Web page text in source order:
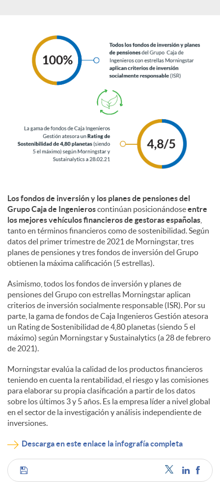
s
Los fondos de inversión y los planes de pensiones del
Grupo Caja de Ingenieroscontinúan posicionándoseentre
los mejores vehículos financieros de gestoras españolas
tanto en términos financieros como de sostenibilidad. Según
datos del primer trimestre de 2021 de Morningstar, tres
planes de pensiones y tres fondos de inversión del Grupo
obtienen la máxima calificación (5 estrellas).
Asimismo, todos los fondos de inversión y planes de
pensiones del Grupo con estrellas Morningstar aplican
criterios de inversión socialmente responsable (ISR). Por su
parte, la gama de fondos de Caja Ingenieros Gestión atesora
un Rating de Sostenibilidad de 4,80 planetas (siendo 5 el
máximo) según Morningstar y Sustainalytics (a 28 de febrero
de 2021).
Morningstar evalúa la calidad de los productos financieros
teniendo en cuenta la rentabilidad, el riesgo y las comisiones
para elaborar su propia clasificación a partir de los datos
sobre los últimos 3 y 5 años. Es la empresa líder a nivel global
en el sector de la investigación y análisis independiente de
inversiones.
Descarga en este enlace la infografía completa
C